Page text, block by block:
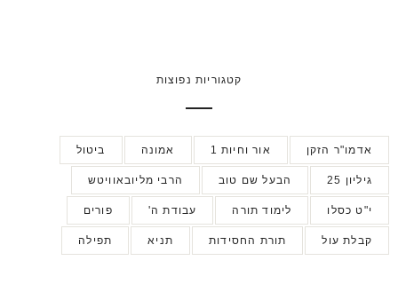
קטגוריות נפוצות
אדמו"ר הזקן אור וחיות 1 אמונה ביטול
גיליון 25 הבעל שם טוב הרבי מליובאוויטש
י"ט כסלו לימוד תורה עבודת ה' פורים
קבלת עול תורת החסידות תניא תפילה